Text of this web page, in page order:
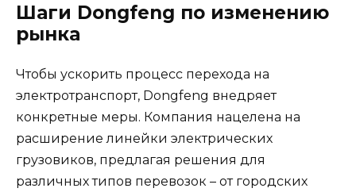
Шаги Dongfeng по изменению
рынка
Чтобы ускорить процесс перехода на
электротранспорт, Dongfeng внедряет
конкретные меры. Компания нацелена на
расширение линейки электрических
грузовиков, предлагая решения для
различных типов перевозок – от городских